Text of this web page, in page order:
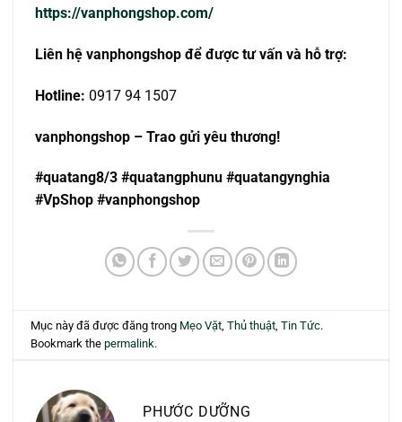
https://vanphongshop.com/
Liên hệ vanphongshop để được tư vấn và hỗ trợ:
Hotline: 0917 94 1507
vanphongshop – Trao gửi yêu thương!
#quatang8/3 #quatangphunu #quatangynghia
#VpShop #vanphongshop
Mục này đã được đăng trong Mẹo Vặt ,Thủ thuật ,Tin Tức.
Bookmark thepermalink.
PHƯỚC DƯỠNG